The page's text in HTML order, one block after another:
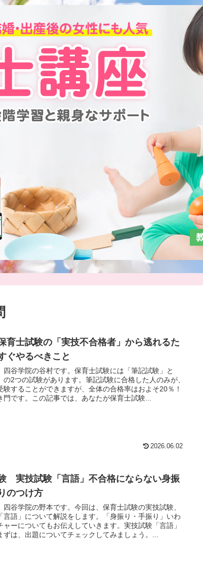
育士試験の「実技不合格者」から逃れるた
ぐやるべきこと
四谷学院の谷村です。保育士試験には「筆記試験」と
の2つの試験があります。筆記試験に合格した人のみが、
験することができますが、全体の合格率はおよそ20％！
門です。この記事では、あなたが保育士試験...
2026.06.02
実技試験「言語」不合格にならない身振
のつけ方
四谷学院の野本です。今回は、保育士試験の実技試験、
言語」について解説をします。「身振り・手振り」いわ
ャーについてもお伝えしていきます。実技試験「言語」
ずは、出題についてチェックしてみましょう。...